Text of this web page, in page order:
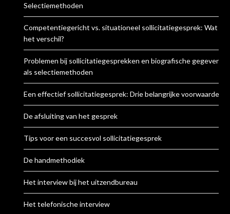
Selectiemethoden
Competentiegericht vs. situationeel sollicitatiegesprek: Wat is
het verschil?
Problemen bij sollicitatiegesprekken en biografische gegevens
als selectiemethoden
Een effectief sollicitatiegesprek: Drie belangrijke voorwaarden
De afsluiting van het gesprek
Tips voor een succesvol sollicitatiegesprek
De handmethodiek
Het interview bij het uitzendbureau
Het telefonische interview